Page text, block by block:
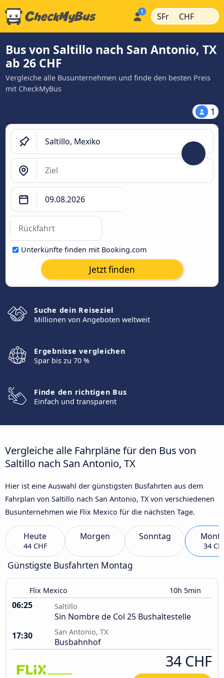
SFr | CHF |
Bus von Saltillo nach San Antonio, TX
ab 26 CHF
Vergleiche alle Busunternehmen und finde den besten Preis
mit CheckMyBus
1
Unterkünfte finden mit Booking.com
Jetzt finden
Suche dein Reiseziel
Millionen von Angeboten weltweit
Ergebnisse vergleichen
Spar bis zu 70 %
Finde den richtigen Bus
Einfach und transparent
Vergleiche alle Fahrpläne für den Bus von
Saltillo nach San Antonio, TX
Hier ist eine Auswahl der günstigsten Busfahrten aus dem
Fahrplan von Saltillo nach San Antonio, TX von verschiedenen
Busunternehmen wie Flix Mexico für die nächsten Tage.
Heute
44 CHF
Morgen Sonntag
34
Günstigste Busfahrten Montag
Flix Mexico 10h 5min
06:25 Saltillo
Sin Nombre de Col 25 Bushaltestelle
17:30
San Antonio, TX
Busbahnhof
34 CHF